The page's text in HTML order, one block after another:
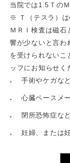
当院では1.5Ｔの
※ Ｔ（テスラ）は
ＭＲＩ検査は磁石
響が少ないと言わ
を受けられないこ
ッフにお知らせく
手術やケガな
心臓ペースメ
閉所恐怖症な
妊婦、または